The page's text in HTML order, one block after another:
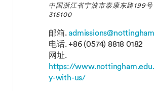
中国浙江省宁波市泰康东路199号
315100
邮箱.
电话.+86 (0574) 8818 0182
网址.
https://
y-with-us/